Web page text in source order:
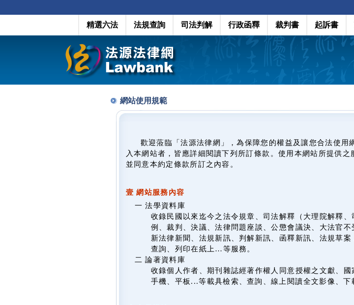
精選六法 法規查詢 司法判解 行政函釋 裁判書 起訴書
網站使用規範
歡迎蒞臨「法源法律網」，為保障您的權益及讓您合法使
入本網站者，皆應詳細閱讀下列所訂條款。使用本網站所提供
並同意本約定條款所訂之內容。
壹 網站服務內容
一 法學資料庫
收錄民國以來迄今之法令規章、司法解釋（大理院解釋
例、裁判、決議、法律問題座談、公懲會議決、大法官
新法律新聞、法規新訊、判解新訊、函釋新訊、法規草
查詢、列印在紙上…等服務。
二 論著資料庫
收錄個人作者、期刊雜誌經著作權人同意授權之文獻、
手機、平板...等載具檢索、查詢、線上閱讀全文影像、